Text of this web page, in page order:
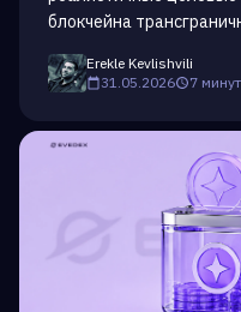
блокчейна
Erekle Kevlishvili
31.05.2026
7 минут